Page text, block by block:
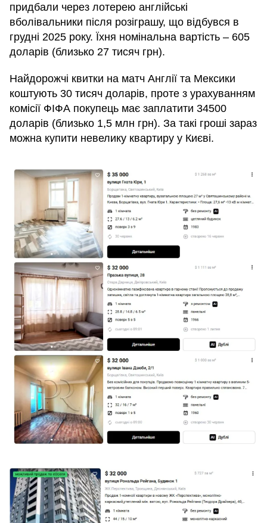
придбали через лотерею англійські
вболівальники після розіграшу, що відбувся в
грудні 2025 року. Їхня номінальна вартість – 605
доларів (близько 27 тисяч грн).
Найдорожчі квитки на матч Англії та Мексики
коштують 30 тисяч доларів, проте з урахуванням
комісії ФІФА покупець має заплатити 34500
доларів (близько 1,5 млн грн). За такі гроші зараз
можна купити невелику квартиру у Києві.